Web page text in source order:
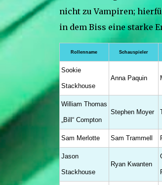
nicht zu Vampiren;
in dem Biss eine starke
Rollenname Schauspieler
Sookie
Stackhouse
Anna Paquin
William Thomas
„Bill“ Compton
Stephen Moyer
Sam Merlotte Sam Trammell
Jason
Stackhouse
Ryan Kwanten